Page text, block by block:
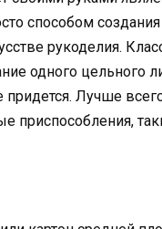
способом
рукоделия.
одного цельного
Лучше
приспособления,